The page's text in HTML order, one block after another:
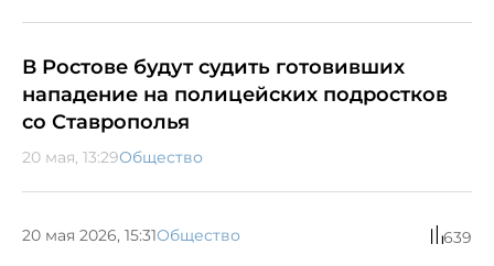
В Ростове будут судить готовивших
нападение на полицейских подростков
со Ставрополья
20 мая, 13:29Общество
20 мая 2026, 15:31Общество 639